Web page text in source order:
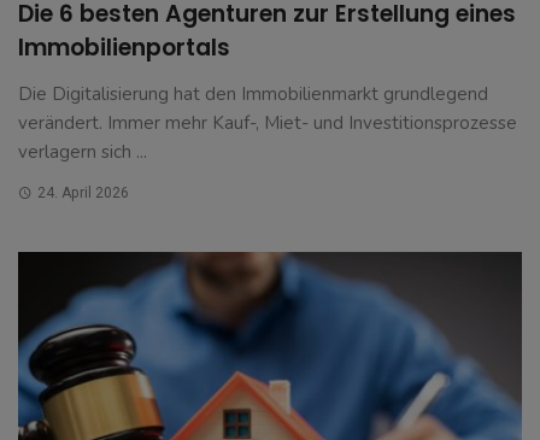
Die 6 besten Agenturen zur Erstellung eines
Immobilienportals
Die Digitalisierung hat den Immobilienmarkt grundlegend
verändert. Immer mehr Kauf-, Miet- und Investitionsprozesse
verlagern sich ...
24. April 2026